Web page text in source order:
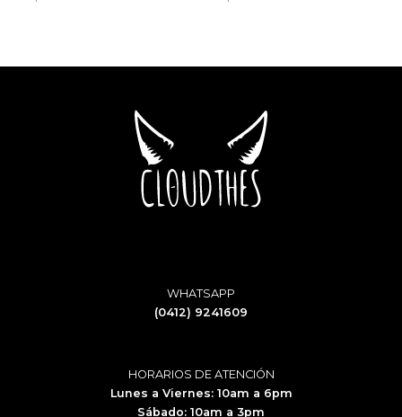
WHATSAPP
(0412) 9241609
HORARIOS DE ATENCIÓN
Lunes a Viernes: 10am a 6pm
Sábado: 10am a 3pm